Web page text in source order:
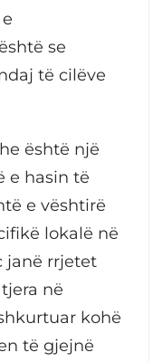
se
të cilëve
është një
e hasin të
e vështirë
lokalë në
janë rrjetet
në
kohë
të gjejnë